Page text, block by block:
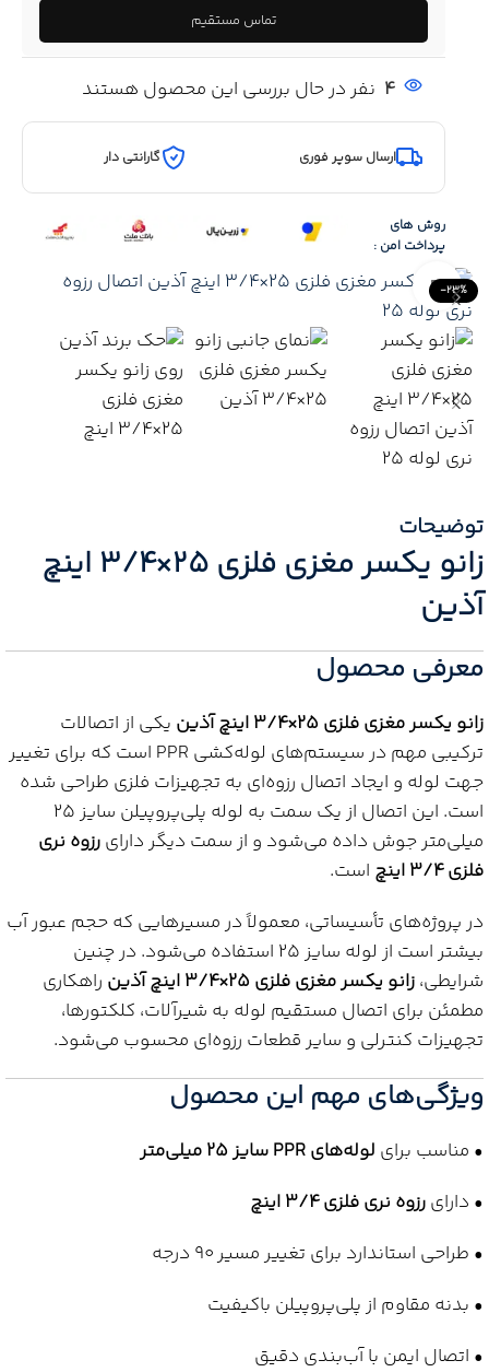
-23%
Click to enlarge
تماس مستقیم
4 نفر در حال بررسی این محصول هستند
ارسال سوپر فوری گارانتی دار
روش های
پرداخت امن :
توضیحات
زانو یکسر مغزی فلزی 25×3/4 اینچ
آذین
معرفی محصول
زانو یکسر مغزی فلزی 25×3/4 اینچ آذین
یکی از اتصالات
ترکیبی مهم در سیستم‌های لوله‌کشی PPR است که برای تغییر
جهت لوله و ایجاد اتصال رزوه‌ای به تجهیزات فلزی طراحی شده
است. این اتصال از یک سمت به لوله پلی‌پروپیلن سایز 25
میلی‌متر جوش داده می‌شود و از سمت دیگر دارایرزوه نری
فلزی 3/4 اینچ
است.
در پروژه‌های تأسیساتی، معمولاً در مسیرهایی که حجم عبور آب
بیشتر است از لوله سایز 25 استفاده می‌شود. در چنین
شرایطی،زانو یکسر مغزی فلزی 25×3/4 اینچ آذین
راهکاری
مطمئن برای اتصال مستقیم لوله به شیرآلات، کلکتورها،
تجهیزات کنترلی و سایر قطعات رزوه‌ای محسوب می‌شود.
ویژگی‌های مهم این محصول
• مناسب برای لوله‌های PPR سایز 25 میلی‌متر
• دارایرزوه نری فلزی 3/4 اینچ
• طراحی استاندارد برای تغییر مسیر 90 درجه
• بدنه مقاوم از پلی‌پروپیلن باکیفیت
• اتصال ایمن با آب‌بندی دقیق